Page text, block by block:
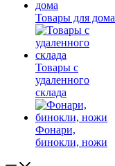
Товары для дома
Товары с
удаленного
склада
Фонари,
бинокли, ножи